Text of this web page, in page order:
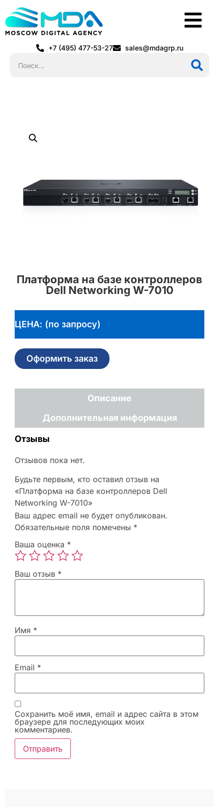
+7 (495) 477-53-27 sales@mdagrp.ru
Платформа на базе контроллеров
Dell Networking W-7010
ЦЕНА: (по запросу)
Оформить заказ
Описание
Дополнительная информация
Отзывы
Отзывов пока нет.
Будьте первым, кто оставил отзыв на
«Платформа на базе контроллеров Dell
Networking W-7010»
Ваш адрес email не будет опубликован.
Обязательные поля помечены *
Ваша оценка *
Ваш отзыв *
Имя *
Email *
Сохранить моё имя, email и адрес сайта в этом
браузере для последующих моих
комментариев.